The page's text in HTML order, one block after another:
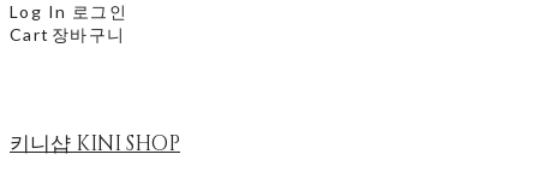
Log In 로그인
Cart 장바구니
키니샵 KINI SHOP